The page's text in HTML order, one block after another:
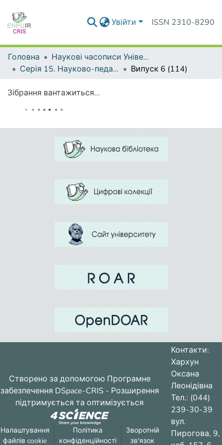
Увійти ISSN 2310-8290
Головна
Наукові часописи Університету
Серія 15. Науково-педагогічні проблеми фізичної культури (фізична культура і спорт)
Випуск 6 (114)
Зібрання вантажиться...
Створено за допомогою Програмне
забезпечення DSpace-CRIS - Розширення
підтримується та оптимізується
Налаштування
файлів cookie
Політика
конфіденційності
Зворотній
зв'язок
Контакти:
Хархун
Оксана
Леонідівна
Тел.: (044)
239-30-39
вул.
Пирогова, 9,